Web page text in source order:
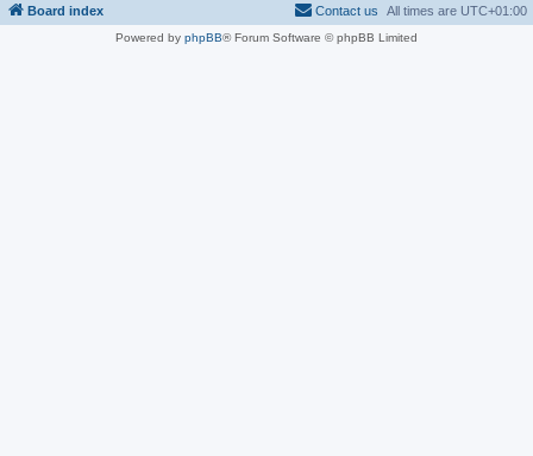
Board index All times are UTC+01:00
Contact us
Powered by phpBB® Forum Software © phpBB Limited